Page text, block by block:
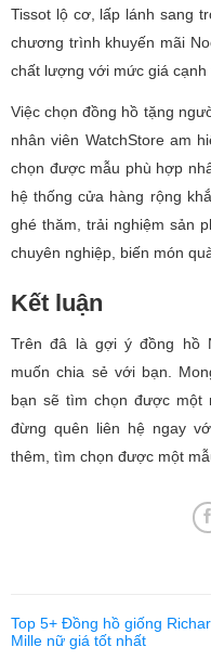
Tissot lộ cơ, lấp lánh sang
chương trình khuyến mãi
chất lượng với mức giá cạnh
Việc chọn đồng hồ tặng
nhân viên WatchStore am
chọn được mẫu phù hợp
hệ thống cửa hàng rộng
ghé thăm, trải nghiệm sản
chuyên nghiệp, biến món
Kết luận
Trên đâ là gợi ý đồng hồ
muốn chia sẻ với bạn.
bạn sẽ tìm chọn được một
đừng quên liên hệ ngay
thêm, tìm chọn được một
Top 5+ Đồng hồ giống
Mille nữ giá tốt nhất